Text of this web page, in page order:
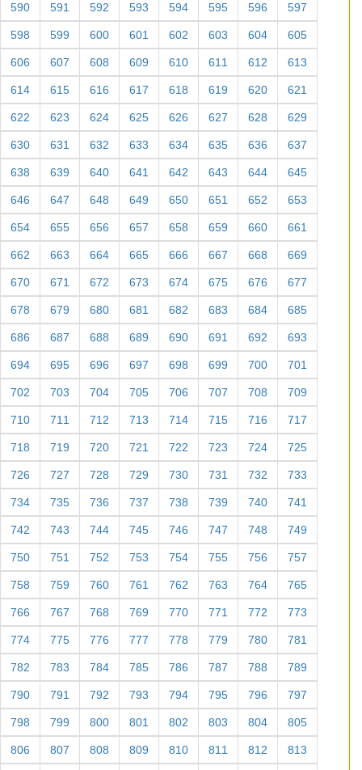
590 591 592 593 594 595 596 597
598 599 600 601 602 603 604 605
606 607 608 609 610 611 612 613
614 615 616 617 618 619 620 621
622 623 624 625 626 627 628 629
630 631 632 633 634 635 636 637
638 639 640 641 642 643 644 645
646 647 648 649 650 651 652 653
654 655 656 657 658 659 660 661
662 663 664 665 666 667 668 669
670 671 672 673 674 675 676 677
678 679 680 681 682 683 684 685
686 687 688 689 690 691 692 693
694 695 696 697 698 699 700 701
702 703 704 705 706 707 708 709
710 711 712 713 714 715 716 717
718 719 720 721 722 723 724 725
726 727 728 729 730 731 732 733
734 735 736 737 738 739 740 741
742 743 744 745 746 747 748 749
750 751 752 753 754 755 756 757
758 759 760 761 762 763 764 765
766 767 768 769 770 771 772 773
774 775 776 777 778 779 780 781
782 783 784 785 786 787 788 789
790 791 792 793 794 795 796 797
798 799 800 801 802 803 804 805
806 807 808 809 810 811 812 813